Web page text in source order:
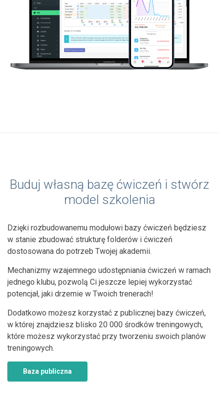
Buduj własną bazę ćwiczeń i stwórz
model szkolenia
Dzięki rozbudowanemu modułowi bazy ćwiczeń będziesz
w stanie zbudować strukturę folderów i ćwiczeń
dostosowana do potrzeb Twojej akademii.
Mechanizmy wzajemnego udostępniania ćwiczeń w ramach
jednego klubu, pozwolą Ci jeszcze lepiej wykorzystać
potencjał, jaki drzemie w Twoich trenerach!
Dodatkowo możesz korzystać z publicznej bazy ćwiczeń,
w której znajdziesz blisko 20 000 środków treningowych,
które możesz wykorzystać przy tworzeniu swoich planów
treningowych.
Baza publiczna